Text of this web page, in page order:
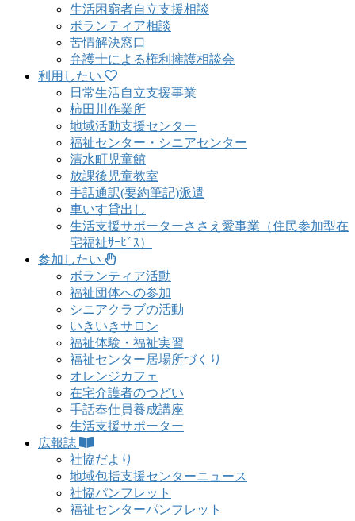
生活困窮者自立支援相談
ボランティア相談
苦情解決窓口
弁護士による権利擁護相談会
利用したい
日常生活自立支援事業
柿田川作業所
地域活動支援センター
福祉センター・シニアセンター
清水町児童館
放課後児童教室
手話通訳(要約筆記)派遣
車いす貸出し
生活支援サポーターささえ愛事業（住民参加型在
宅福祉ｻｰﾋﾞｽ）
参加したい
ボランティア活動
福祉団体への参加
シニアクラブの活動
いきいきサロン
福祉体験・福祉実習
福祉センター居場所づくり
オレンジカフェ
在宅介護者のつどい
手話奉仕員養成講座
生活支援サポーター
広報誌
社協だより
地域包括支援センターニュース
社協パンフレット
福祉センターパンフレット